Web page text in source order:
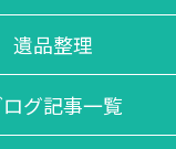
遺品整理
グ記事一覧